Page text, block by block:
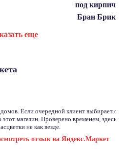
под кирпич
Бран Брик
еще
Если очередной клиент выбирает
магазин. Проверено временем, здесь
не как везде.
отзыв на Яндекс.Маркет